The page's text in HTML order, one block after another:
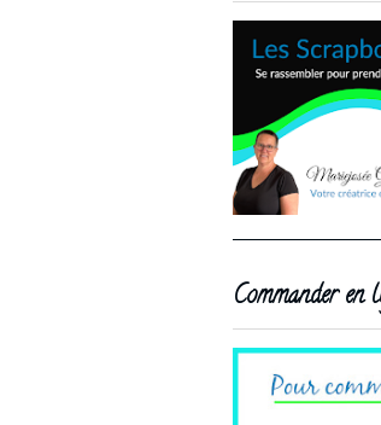
Commander en